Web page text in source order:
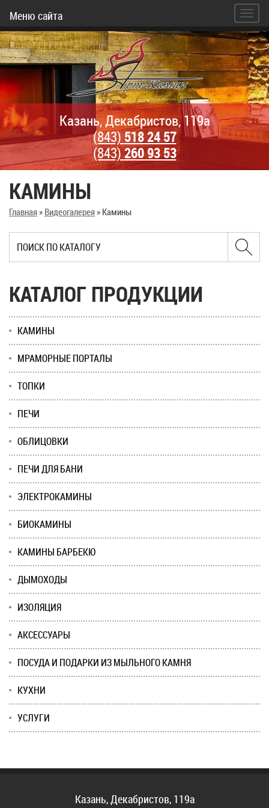
Меню сайта
Казань, Декабристов, 119а
(843)518 24 57
(843)260 93 53
КАМИНЫ
Главная» Видеогалерея» Камины
КАТАЛОГ ПРОДУКЦИИ
КАМИНЫ
МРАМОРНЫЕ ПОРТАЛЫ
ТОПКИ
ПЕЧИ
ОБЛИЦОВКИ
ПЕЧИ ДЛЯ БАНИ
ЭЛЕКТРОКАМИНЫ
БИОКАМИНЫ
КАМИНЫ БАРБЕКЮ
ДЫМОХОДЫ
ИЗОЛЯЦИЯ
АКСЕССУАРЫ
ПОСУДА И ПОДАРКИ ИЗ МЫЛЬНОГО КАМНЯ
КУХНИ
УСЛУГИ
Казань, Декабристов, 119а